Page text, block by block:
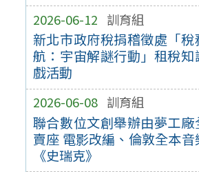
2026-06-12 訓育組
新北市政府稅捐稽徵處「稅
航：宇宙解謎行動」租稅知
戲活動
2026-06-08 訓育組
聯合數位文創舉辦由夢工廠
賣座 電影改編、倫敦全本音
《史瑞克》